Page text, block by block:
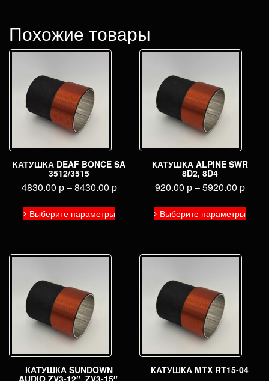
Похожие товары
КАТУШКА DEAF BONCE SA
3512/3515
4830.00 р–8430.00 р
Выберите параметры
Этот
товар
вариаций.
КАТУШКА ALPINE SWR
8D2, 8D4
920.00 р–5920.00 р
Выберите параметры
Этот
товар
КАТУШКА SUNDOWN
AUDIO ZV3-12″, ZV3-15″,
КАТУШКА MTX RT15-04